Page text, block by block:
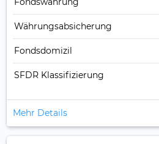
Währungsabsicherung
Fondsdomizil
SFDR Klassifizierung
Mehr Details